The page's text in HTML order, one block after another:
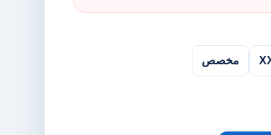
مخصص